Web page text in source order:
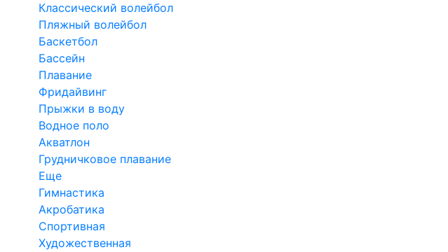
Классический волейбол
Пляжный волейбол
Баскетбол
Бассейн
Плавание
Фридайвинг
Прыжки в воду
Водное поло
Акватлон
Грудничковое плавание
Еще
Гимнастика
Акробатика
Спортивная
Художественная